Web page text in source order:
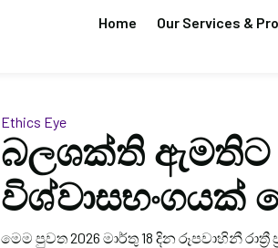
Home Our Services &
Ethics Eye
බලශක්ති ඇමතිට
විශ්වාසභංගයක්
මෙම පුවත 2026 මාර්තු 18 දින රූපවාහිනී